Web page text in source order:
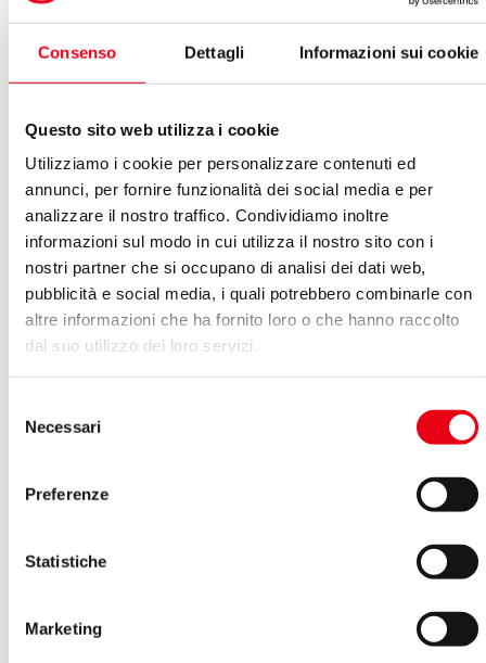
Consenso Dettagli Informazioni sui cookie
Questo sito web utilizza i cookie
Utilizziamo i cookie per personalizzare contenuti ed
annunci, per fornire funzionalità dei social media e per
analizzare il nostro traffico. Condividiamo inoltre
informazioni sul modo in cui utilizza il nostro sito con i
nostri partner che si occupano di analisi dei dati web,
pubblicità e social media, i quali potrebbero combinarle con
altre informazioni che ha fornito loro o che hanno raccolto
dal suo utilizzo dei loro servizi.
delNecessari
Preferenze
Statistiche
Marketing
Provvedimenti